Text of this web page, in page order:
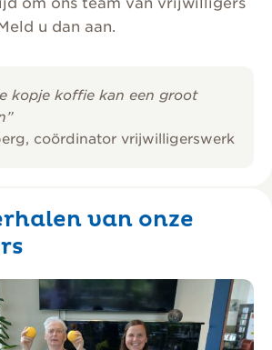
u dan aan.
kopje koffie kan een groot
coördinator vrijwilligerswerk
van onze